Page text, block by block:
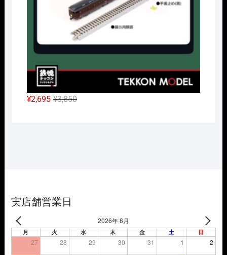
た。
す。
¥3,850元
¥2,695
現
実店舗営業日
2026年 8月
月 火 水 木 金 土 日
27 28 29 30 31 1 2